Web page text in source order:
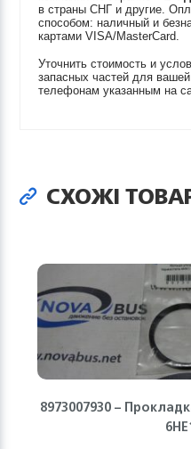
в страны СНГ и другие.
способом: наличный и
картами VISA/MasterCard.
Уточнить стоимость и
запасных частей для
телефонам указанным на
СХОЖІ
8973007930 –